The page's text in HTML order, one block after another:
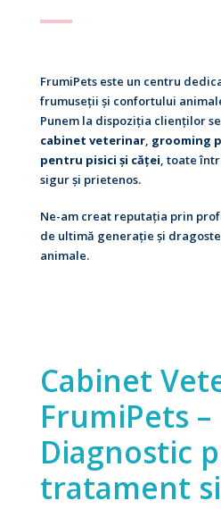
FrumiPets este un centru
frumuseții și confortului
Punem la dispoziția clienților
cabinet veterinar, grooming
pentru pisici și căței, toate
sigur și prietenos.
Ne-am creat reputația prin
de ultimă generație și
animale.
Cabinet
FrumiPets –
Diagnostic
tratament